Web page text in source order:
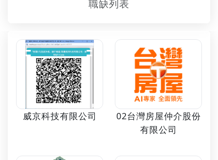
職缺列表
威京科技有限公司
02台灣房屋仲介股份
有限公司